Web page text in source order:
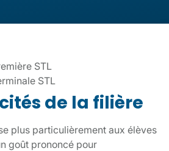
STL
STL
de la filière
plus particulièrement aux élèves
goût prononcé pour